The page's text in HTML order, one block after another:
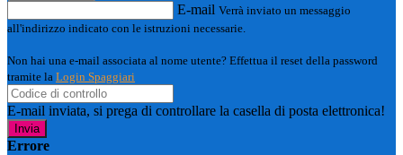
E-mail Verrà inviato un messaggio
all'indirizzo indicato con le istruzioni necessarie.
Non hai una e-mail associata al nome utente? Effettua il reset della password
tramite la Login Spaggiari
E-mail inviata, si prega di controllare la casella di posta elettronica!
Errore